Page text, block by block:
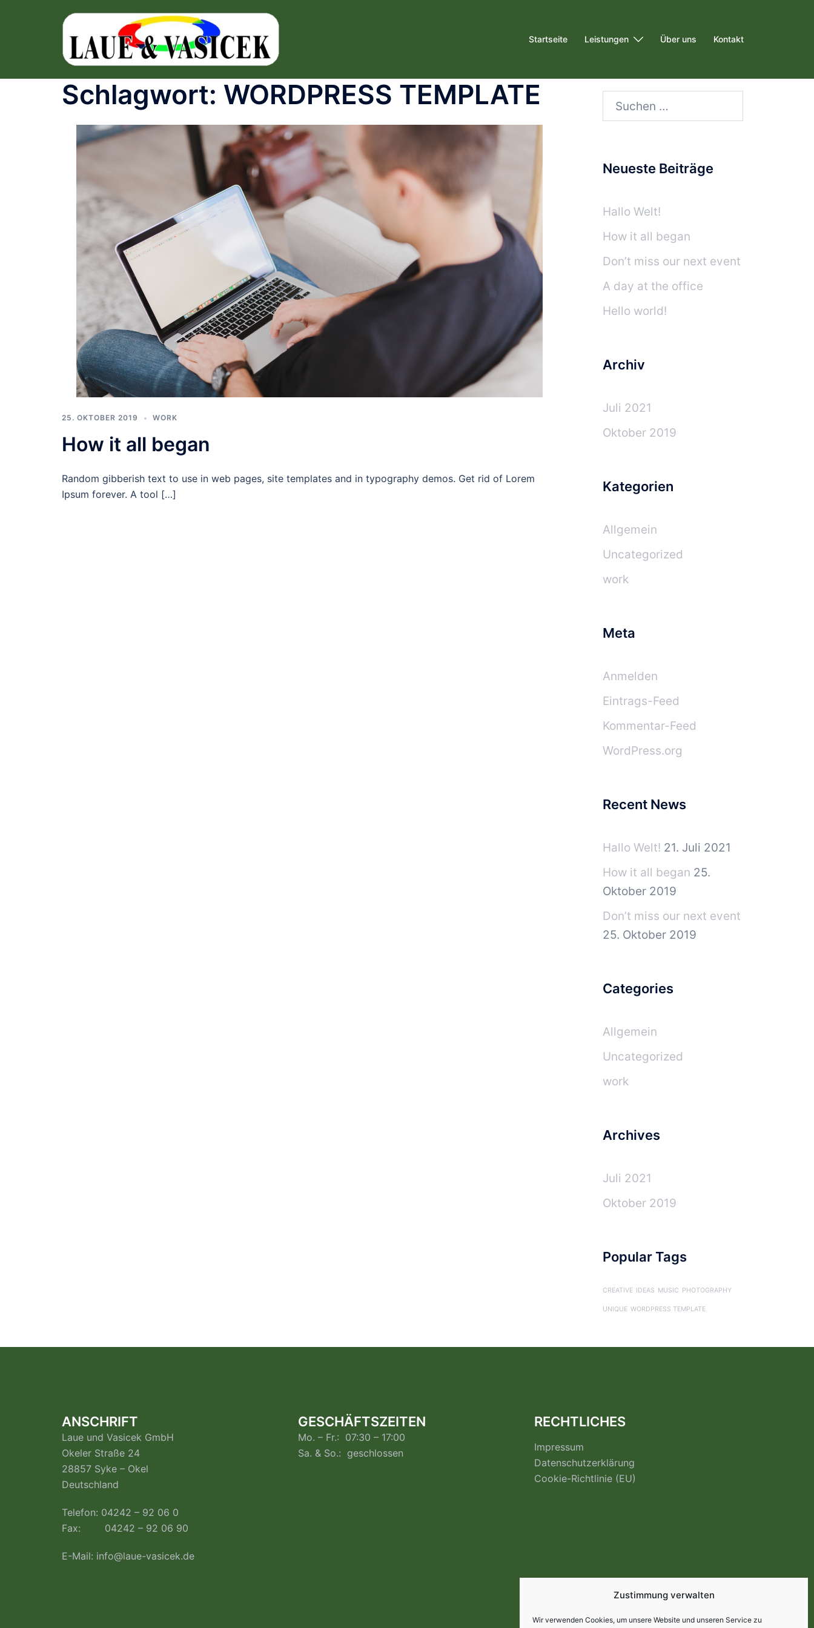
Zustimmung verwalten
Wir verwenden Cookies, um unsere Website und unseren Service zu
Startseite Leistungen Über uns Kontakt
Schlagwort: WORDPRESS TEMPLATE
25. OKTOBER 2019 WORK
How it all began
Random gibberish text to use in web pages, site templates and in typography demos. Get rid of Lorem
Ipsum forever. A tool […]
Neueste Beiträge
Hallo Welt!
How it all began
Don’t miss our next event
A day at the office
Hello world!
Archiv
Juli 2021
Oktober 2019
Kategorien
Allgemein
Uncategorized
work
Meta
Anmelden
Eintrags-Feed
Kommentar-Feed
WordPress.org
Recent News
Hallo Welt! 21. Juli 2021
How it all began 25.
Oktober 2019
Don’t miss our next event
25. Oktober 2019
Categories
Allgemein
Uncategorized
work
Archives
Juli 2021
Oktober 2019
Popular Tags
CREATIVE IDEAS MUSIC PHOTOGRAPHY
UNIQUE WORDPRESS TEMPLATE
ANSCHRIFT
Laue und Vasicek GmbH
Okeler Straße 24
28857 Syke – Okel
Deutschland
Telefon: 04242 – 92 06 0
Fax: 04242 – 92 06 90
E-Mail: info@laue-vasicek.de
GESCHÄFTSZEITEN
Mo. – Fr.: 07:30 – 17:00
Sa. & So.: geschlossen
RECHTLICHES
Impressum
Datenschutzerklärung
Cookie-Richtlinie (EU)